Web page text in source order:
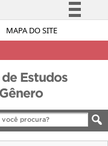
MAPA DO SITE
Simplifique!
à informação
Canais
Estudos